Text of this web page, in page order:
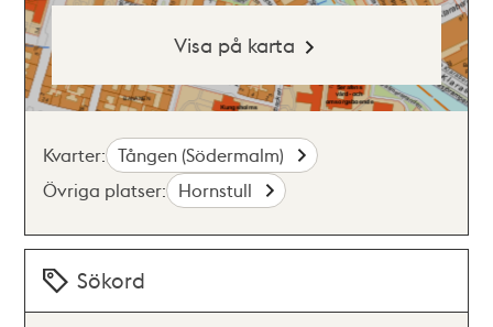
Visa på karta
Kvarter: Tången (Södermalm)
Övriga platser: Hornstull
Sökord